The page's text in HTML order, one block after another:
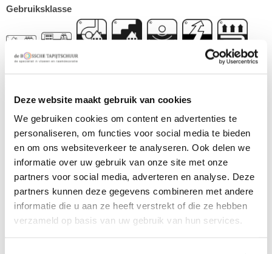
Deze website maakt gebruik van cookies
We gebruiken cookies om content en advertenties te
personaliseren, om functies voor social media te bieden
en om ons websiteverkeer te analyseren. Ook delen we
informatie over uw gebruik van onze site met onze
partners voor social media, adverteren en analyse. Deze
partners kunnen deze gegevens combineren met andere
informatie die u aan ze heeft verstrekt of die ze hebben
verzameld op basis van uw gebruik van hun services.
Gebruiksklasse
Type
Kleur
2060 g/m2
Poolhoogte
7,5 mm
Samenstelling omschrijving
100% polyamide
Garantie